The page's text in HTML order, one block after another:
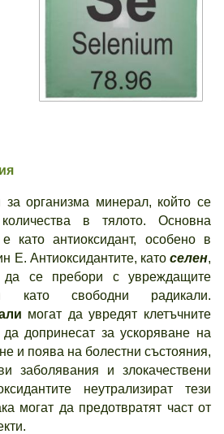
организма минерал, който се
в тялото. Основна
е като антиоксидант, особено в
Е. Антиоксидантите, като селен,
да се пребори с увреждащите
като свободни радикали.
могат да увредят клетъчните
допринесат за ускоряване на
и поява на болестни състояния,
заболявания и злокачествени
неутрализират тези
могат да предотвратят част от